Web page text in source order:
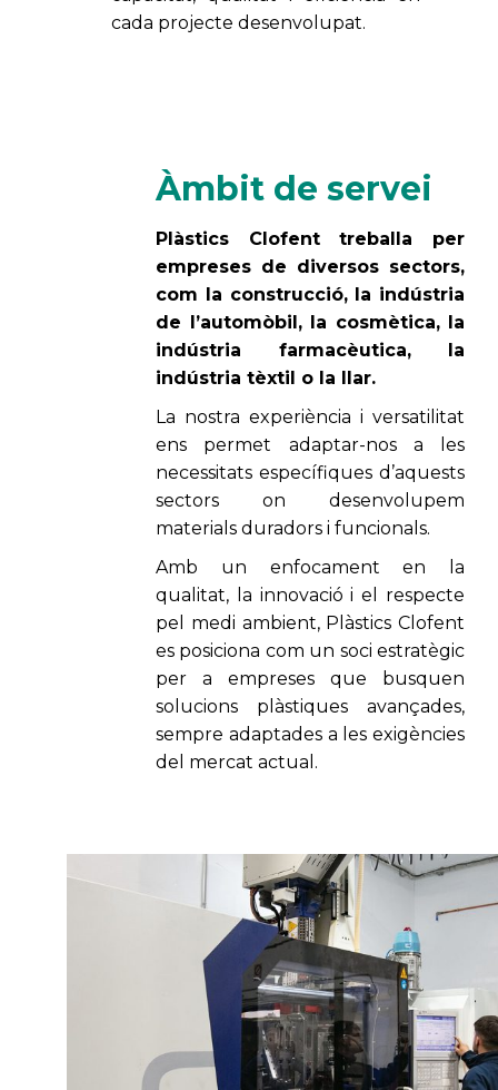
cada projecte desenvolupat.
Àmbit de servei
Plàstics Clofent treballa per
empreses de diversos sectors,
com la construcció, la indústria
de l’automòbil, la cosmètica, la
indústria farmacèutica, la
indústria tèxtil o la llar.
La nostra experiència i versatilitat
ens permet adaptar-nos a les
necessitats específiques d’aquests
sectors on desenvolupem
materials duradors i funcionals.
Amb un enfocament en la
qualitat, la innovació i el respecte
pel medi ambient, Plàstics Clofent
es posiciona com un soci estratègic
per a empreses que busquen
solucions plàstiques avançades,
sempre adaptades a les exigències
del mercat actual.